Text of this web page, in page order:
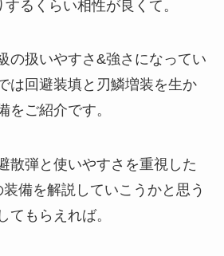
するくらい相性が良くて。
の扱いやすさ&強さになってい
は回避装填と刃鱗増装を生か
をご紹介です。
散弾と使いやすさを重視した
備を解説していこうかと思う
てもらえれば。